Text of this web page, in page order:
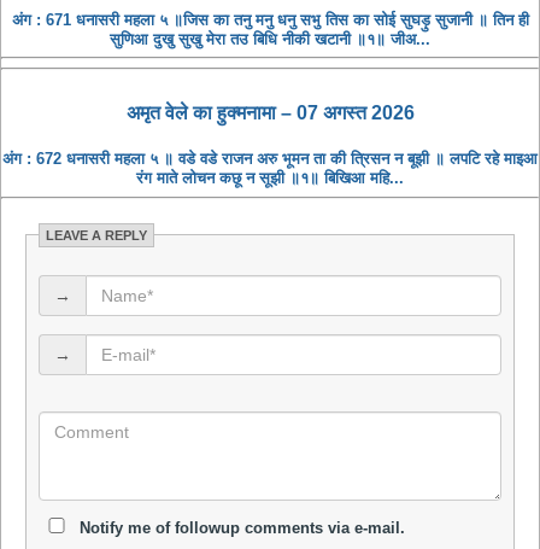
अंग : 671 धनासरी महला ५ ॥जिस का तनु मनु धनु सभु तिस का सोई सुघड़ु सुजानी ॥ तिन ही
सुणिआ दुखु सुखु मेरा तउ बिधि नीकी खटानी ॥१॥ जीअ...
अमृत ​​वेले का हुक्मनामा – 07 अगस्त 2026
अंग : 672 धनासरी महला ५ ॥ वडे वडे राजन अरु भूमन ता की त्रिसन न बूझी ॥ लपटि रहे माइआ
रंग माते लोचन कछू न सूझी ॥१॥ बिखिआ महि...
LEAVE A REPLY
→
→
Notify me of followup comments via e-mail.